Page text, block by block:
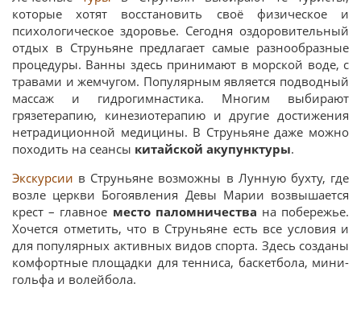
которые хотят восстановить своё физическое и
психологическое здоровье. Сегодня оздоровительный
отдых в Струньяне предлагает самые разнообразные
процедуры. Ванны здесь принимают в морской воде, с
травами и жемчугом. Популярным является подводный
массаж и гидрогимнастика. Многим выбирают
грязетерапию, кинезиотерапию и другие достижения
нетрадиционной медицины. В Струньяне даже можно
походить на сеансы китайской акупунктуры.
Экскурсии в Струньяне возможны в Лунную бухту, где
возле церкви Богоявления Девы Марии возвышается
крест – главное место паломничества на побережье.
Хочется отметить, что в Струньяне есть все условия и
для популярных активных видов спорта. Здесь созданы
комфортные площадки для тенниса, баскетбола, мини-
гольфа и волейбола.